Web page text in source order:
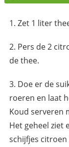
Zet 1 liter
Pers de 2
de thee.
Doe er de
roeren en laat
Koud serveren
Het geheel ziet
schijfjes citroen